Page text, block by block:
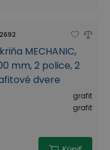
MECHANIC,
mm, 2 police, 2
dvere
grafit
grafit